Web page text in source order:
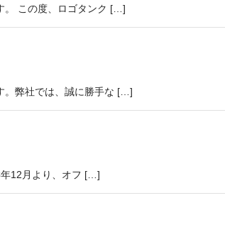
。 この度、ロゴタンク […]
。弊社では、誠に勝手な […]
12月より、オフ […]